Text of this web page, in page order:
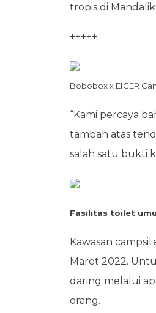
tropis di
+++++
Bobobox x EIGER
“Kami percaya
tambah atas
salah satu bukti
Fasilitas toilet
Kawasan
Maret 2022.
daring melalui
orang.